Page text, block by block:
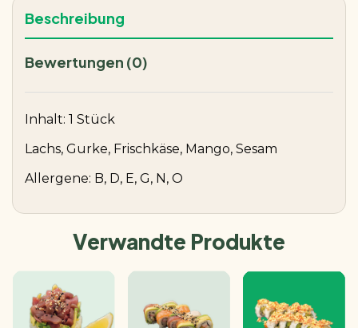
Beschreibung
Bewertungen (0)
Inhalt: 1 Stück
Lachs, Gurke, Frischkäse, Mango, Sesam
Allergene: B, D, E, G, N, O
Verwandte Produkte